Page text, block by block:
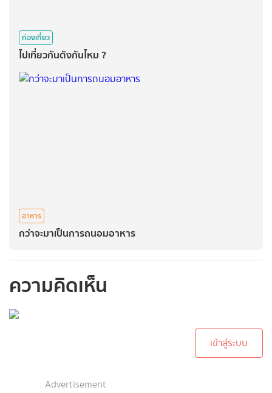
ท่องเที่ยว
ไปเที่ยวกันตังกันไหม ?
อาหาร
กว่าจะมาเป็นการถนอมอาหาร
ความคิดเห็น
เข้าสู่ระบบ
Advertisement